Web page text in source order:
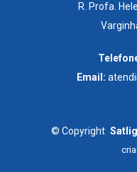
R. Profa.
Email:
© Copyright